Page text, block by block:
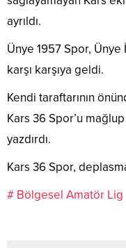
ayrıldı.
Ünye 1957 Spor, Ünye
karşı karşıya geldi.
Kendi taraftarının
Kars 36 Spor’u
yazdırdı.
Kars 36 Spor,
# Bölgesel Amatör Lig